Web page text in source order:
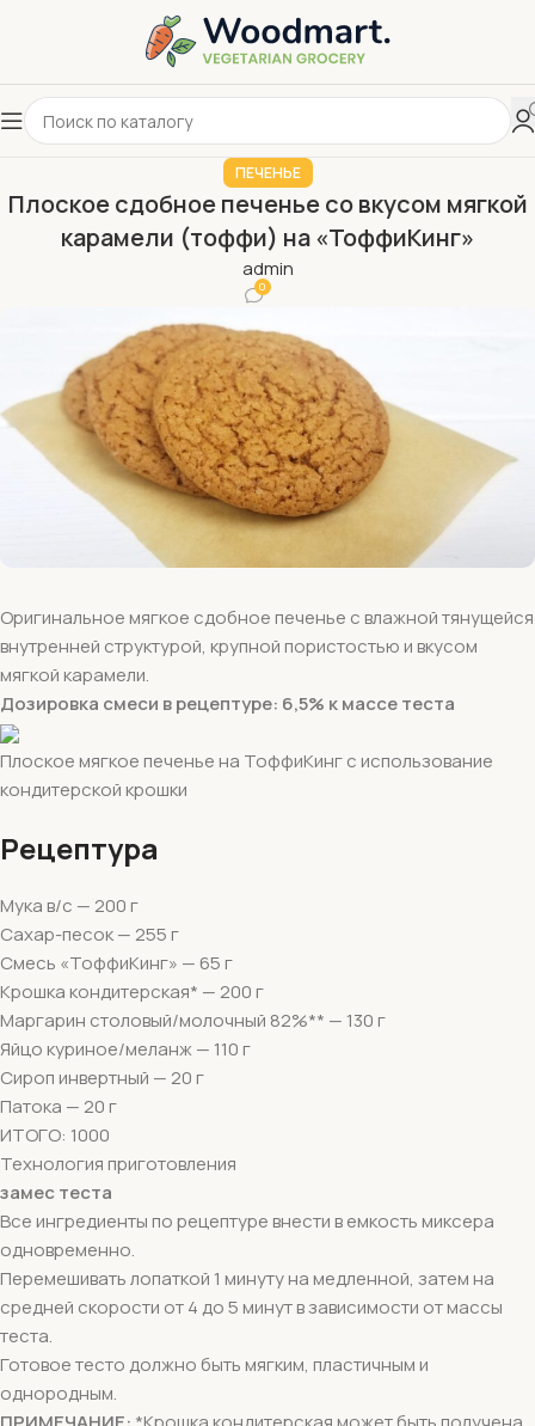
ПЕЧЕНЬЕ
Плоское сдобное печенье со вкусом мягкой
карамели (тоффи) на «ТоффиКинг»
admin
0
Оригинальное мягкое сдобное печенье с влажной тянущейся
внутренней структурой, крупной пористостью и вкусом
мягкой карамели.
Дозировка смеси в рецептуре: 6,5% к массе теста
Плоское мягкое печенье на ТоффиКинг с использование
кондитерской крошки
Рецептура
Мука в/с — 200 г
Сахар-песок — 255 г
Смесь «ТоффиКинг» — 65 г
Крошка кондитерская* — 200 г
Маргарин столовый/молочный 82%** — 130 г
Яйцо куриное/меланж — 110 г
Сироп инвертный — 20 г
Патока — 20 г
ИТОГО: 1000
Технология приготовления
замес теста
Все ингредиенты по рецептуре внести в емкость миксера
одновременно.
Перемешивать лопаткой 1 минуту на медленной, затем на
средней скорости от 4 до 5 минут в зависимости от массы
теста.
Готовое тесто должно быть мягким, пластичным и
однородным.